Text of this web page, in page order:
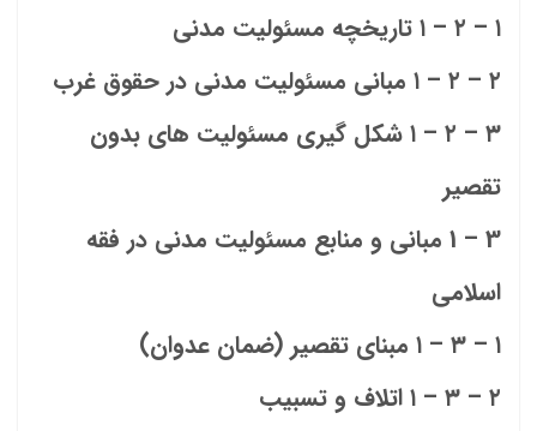
۱ – ۲ – ۱ تاریخچه مسئولیت مدنی
۲ – ۲ – ۱ مبانی مسئولیت مدنی در حقوق غرب
۳ – ۲ – ۱ شکل گیری مسئولیت های بدون
تقصیر
3 – 1 مبانی و منابع مسئولیت مدنی در فقه
اسلامی
۱ – ۳ – ۱ مبنای تقصیر (ضمان عدوان)
۲ – ۳ – ۱ اتلاف و تسبیب